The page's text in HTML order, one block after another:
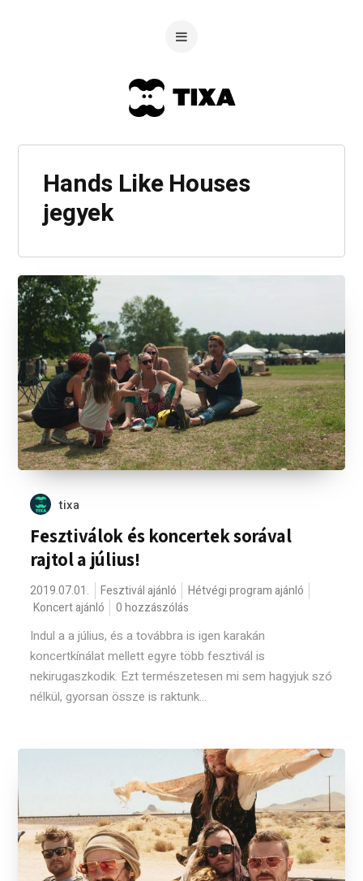
Hands Like Houses
jegyek
tixa
Fesztiválok és koncertek sorával
rajtol a július!
2019.07.01. Fesztivál ajánló
Hétvégi program ajánló
Koncert ajánló
0 hozzászólás
Indul a a július, és a továbbra is igen karakán
koncertkínálat mellett egyre több fesztivál is
nekirugaszkodik. Ezt természetesen mi sem hagyjuk szó
nélkül, gyorsan össze is raktunk...